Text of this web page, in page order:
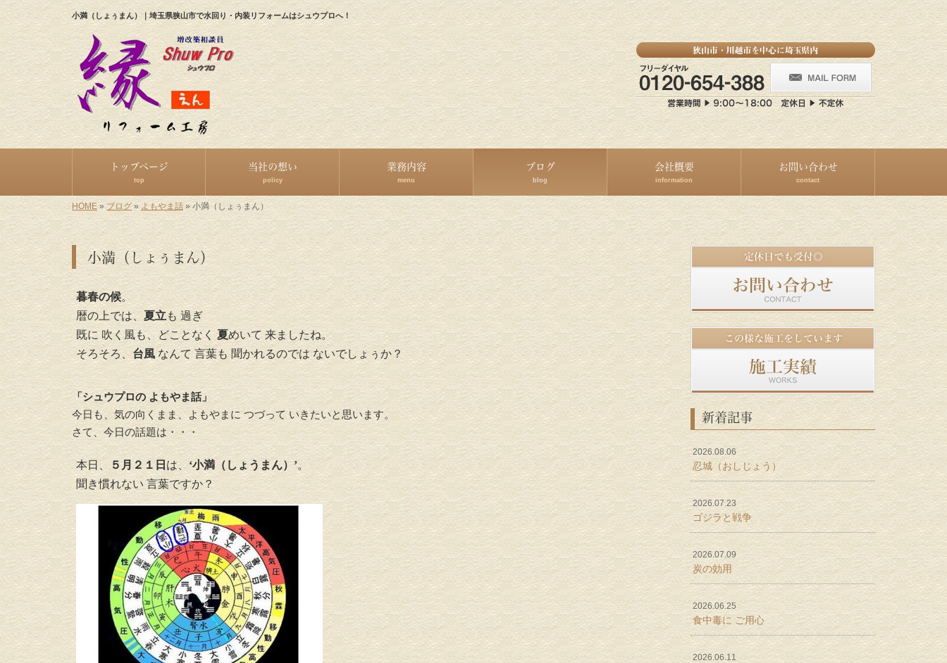
小満（しょぅまん）｜埼玉県狭山市で水回り・内装リフォームはシュウプロへ！
トップページ
top
当社の想い
policy
業務内容
menu
ブログ
blog
会社概要
information
お問い合わせ
contact
HOME» ブログ » よもやま話 » 小満（しょぅまん）
小満（しょぅまん）
暮春の候。
暦の上では、 夏立 も 過ぎ
既に 吹く風も、どことなく 夏めいて 来ましたね。
そろそろ、 台風 なんて 言葉も 聞かれるのでは ないでしょぅか？
「シュウプロの よもやま話」
今日も、気の向くまま、よもやまに つづって いきたいと思います。
さて、今日の話題は・・・
本日、 ５月２１日 は、 ‘小満（しょうまん）’。
聞き慣れない 言葉ですか？
新着記事
2026.08.06
忍城（おしじょう）
2026.07.23
ゴジラと戦争
2026.07.09
炭の効用
2026.06.25
食中毒に ご用心
2026.06.11